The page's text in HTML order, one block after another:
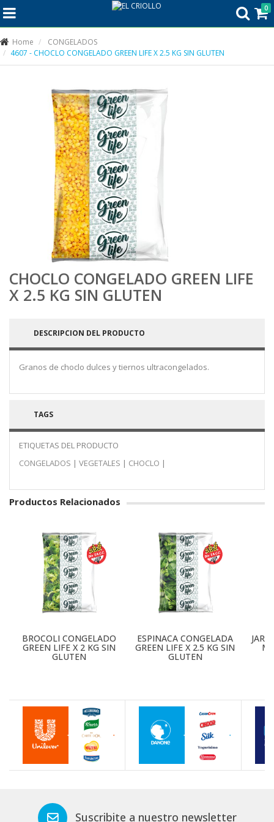
0
Home
CONGELADOS
4607 - CHOCLO CONGELADO GREEN LIFE X 2.5 KG SIN GLUTEN
CHOCLO CONGELADO GREEN LIFE
X 2.5 KG SIN GLUTEN
DESCRIPCION DEL PRODUCTO
Granos de choclo dulces y tiernos ultracongelados.
TAGS
ETIQUETAS DEL PRODUCTO
CONGELADOS | VEGETALES | CHOCLO |
Productos Relacionados
BROCOLI CONGELADO
GREEN LIFE X 2 KG SIN
GLUTEN
ESPINACA CONGELADA
GREEN LIFE X 2.5 KG SIN
GLUTEN
Suscribite a nuestro newsletter